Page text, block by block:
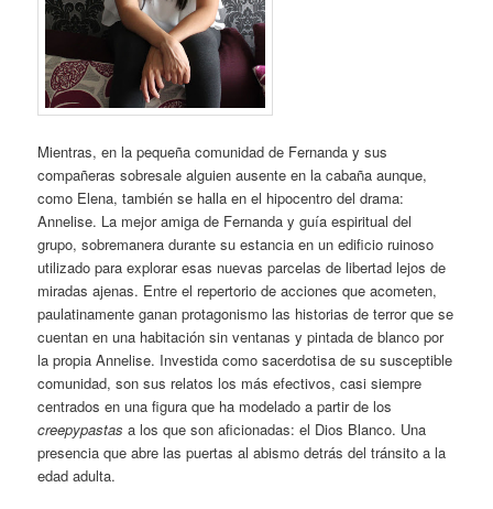
Mientras, en la pequeña comunidad de Fernanda y sus
compañeras sobresale alguien ausente en la cabaña aunque,
como Elena, también se halla en el hipocentro del drama:
Annelise. La mejor amiga de Fernanda y guía espiritual del
grupo, sobremanera durante su estancia en un edificio ruinoso
utilizado para explorar esas nuevas parcelas de libertad lejos de
miradas ajenas. Entre el repertorio de acciones que acometen,
paulatinamente ganan protagonismo las historias de terror que se
cuentan en una habitación sin ventanas y pintada de blanco por
la propia Annelise. Investida como sacerdotisa de su susceptible
comunidad, son sus relatos los más efectivos, casi siempre
centrados en una figura que ha modelado a partir de los
creepypastas a los que son aficionadas: el Dios Blanco. Una
presencia que abre las puertas al abismo detrás del tránsito a la
edad adulta.